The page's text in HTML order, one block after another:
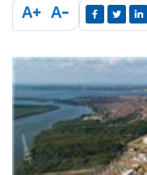
A+ A-